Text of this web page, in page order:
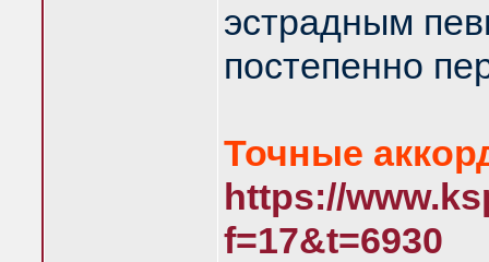
эстрадным
постепенно
Точные
https://
f=17&t=6930